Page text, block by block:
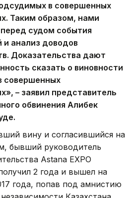
в совершенных
Таким образом, нами
судом события
и анализ доводов
Доказательства дают
сказать о виновности
совершенных
– заявил представитель
обвинения Алибек
вину и согласившийся на
бывший руководитель
Astana EXPO
2 года и вышел на
года, попав под амнистию